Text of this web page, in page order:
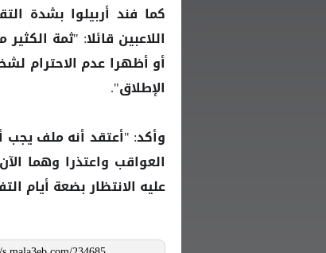
كما فندأربيلوا بشدة
اللاعبين قائلا: "ثمة
أو أظهرا عدم الاحترام
الإطلاق".
وأكد: "أعتقد أنه ملف يجب
العواقب واعتذرا وهما
عليه الانتظار بضعة أيام